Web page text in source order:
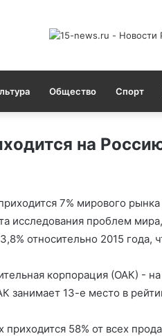
Общество Спорт
на
7% мирового
исследования проблем
относительно 2015 года,
корпорация (ОАК) - на
занимает 13-е место в
58% от всех